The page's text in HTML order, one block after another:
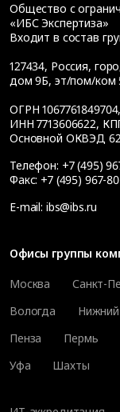
Общество с
«ИБС Экспертиза»
Входит в состав
127434, Россия,
дом 9Б, эт/пом/ком
ОГРН 1067761849704,
ИНН 7713606622,
Основной ОКВЭД
Телефон: +7 (495)
Факс: +7 (495) 967-
E-mail: ibs@ibs.ru
Офисы группы
Москва
Санкт-
Вологда
Пенза
Пермь
Уфа
Шахты